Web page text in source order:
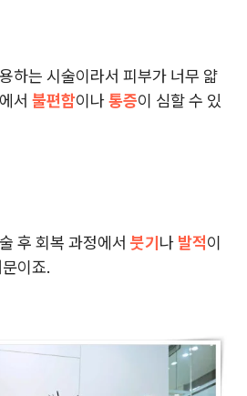
하는 시술이라서 피부가 너무 얇
서 불편함이나통증이 심할 수 있
후 회복 과정에서붓기나 발적이
이죠.